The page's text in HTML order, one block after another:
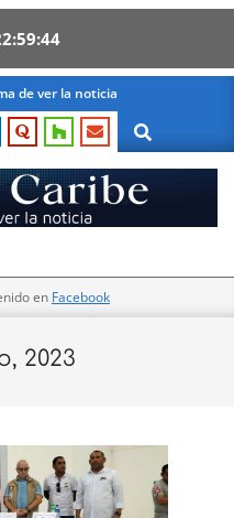
59 43
de ver la noticia
Search
en Facebook
2023